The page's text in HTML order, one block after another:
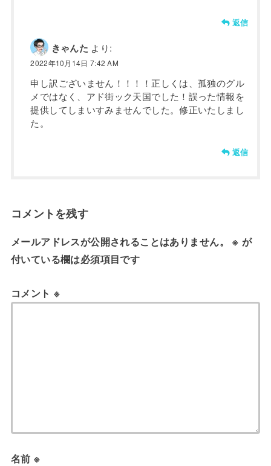
返信
きゃんた より:
2022年10月14日 7:42 AM
申し訳ございません！！！！正しくは、孤独のグル
メではなく、アド街ック天国でした！誤った情報を
提供してしまいすみませんでした。修正いたしまし
た。
返信
コメントを残す
メールアドレスが公開されることはありません。 ※ が
付いている欄は必須項目です
コメント ※
名前※